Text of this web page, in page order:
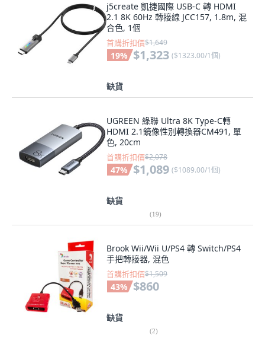
j5create 凱捷國際 USB-C 轉 HDMI
2.1 8K 60Hz 轉接線 JCC157, 1.8m, 混
合色, 1個
首購折扣價$1,649
19% $1,323 ($1323.00/1個)
缺貨
UGREEN 綠聯 Ultra 8K Type-C轉
HDMI 2.1鏡像性別轉換器CM491, 單
色, 20cm
首購折扣價$2,078
47% $1,089 ($1089.00/1個)
缺貨
(19)
Brook Wii/Wii U/PS4 轉 Switch/PS4
手把轉接器, 混色
首購折扣價$1,509
43% $860
缺貨
(2)